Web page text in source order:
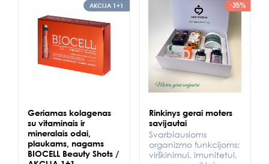
AKCIJA 1+1
Geriamas kolagenas
su vitaminais ir
mineralais odai,
plaukams, nagams
BIOCELL Beauty Shots /
-35%
Rinkinys gerai moters
savijautai
Svarbiausioms
organizmo funkcijoms:
virškinimui, imunitetui,